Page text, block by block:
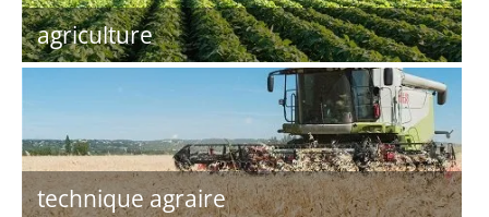
agriculture
technique agraire